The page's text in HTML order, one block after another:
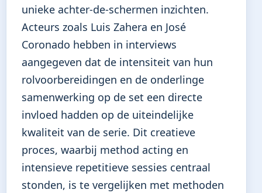
unieke achter-de-schermen inzichten.
Acteurs zoals Luis Zahera en José
Coronado hebben in interviews
aangegeven dat de intensiteit van hun
rolvoorbereidingen en de onderlinge
samenwerking op de set een directe
invloed hadden op de uiteindelijke
kwaliteit van de serie. Dit creatieve
proces, waarbij method acting en
intensieve repetitieve sessies centraal
stonden, is te vergelijken met methoden